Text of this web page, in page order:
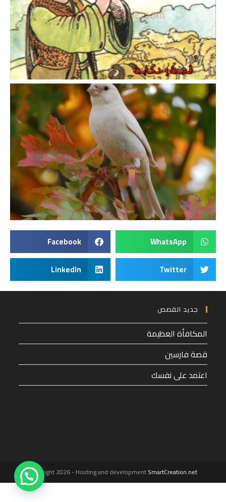
WhatsApp
Facebook
Twitter
LinkedIn
جديد القصص
المكافأة العظيمة
قصة فارسين
اعتمد على نفسك
Copyright 2026 - Hosting and developmentSmartCreation.net
1